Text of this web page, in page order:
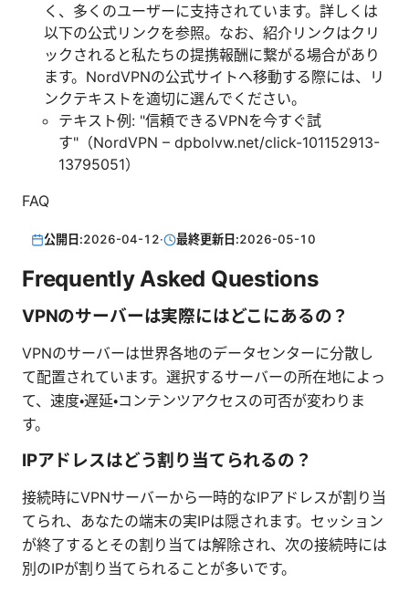
く、多くのユーザーに支持されています。詳しくは
以下の公式リンクを参照。なお、紹介リンクはクリ
ックされると私たちの提携報酬に繋がる場合があり
ます。NordVPNの公式サイトへ移動する際には、リ
ンクテキストを適切に選んでください。
テキスト例: "信頼できるVPNを今すぐ試
す"（NordVPN – dpbolvw.net/click-101152913-
13795051）
FAQ
公開日:2026-04-12· 最終更新日:2026-05-10
Frequently Asked Questions
VPNのサーバーは実際にはどこにあるの？
VPNのサーバーは世界各地のデータセンターに分散し
て配置されています。選択するサーバーの所在地によっ
て、速度・遅延・コンテンツアクセスの可否が変わりま
す。
IPアドレスはどう割り当てられるの？
接続時にVPNサーバーから一時的なIPアドレスが割り当
てられ、あなたの端末の実IPは隠されます。セッション
が終了するとその割り当ては解除され、次の接続時には
別のIPが割り当てられることが多いです。